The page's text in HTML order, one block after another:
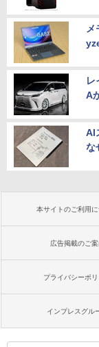
レ
A
AI
な
本サイトのご利用
広告掲載のご案
プライバシーポ
インプレスグル